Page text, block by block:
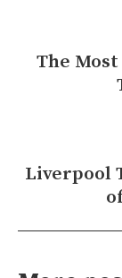
The
Liverpool